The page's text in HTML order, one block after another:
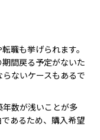
職も挙げられます。
間戻る予定がないた
ないケースもあるで
数が浅いことが多
あるため、購入希望